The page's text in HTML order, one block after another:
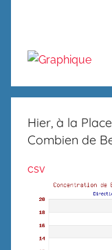
Hier, à la
Combien de
csv